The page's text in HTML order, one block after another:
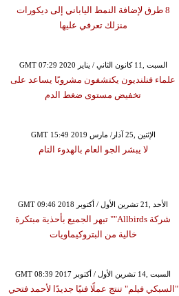
8 طرق لإضافة النمط الياباني إلى ديكورات
منزلك تعرفي عليها
GMT 07:29 2020 السبت ,11 كانون الثاني / يناير
علماء فنلنديون يكتشفون مشروبًا يساعد على
تخفيض مستوى ضغط الدم
GMT 15:49 2019 الإثنين ,25 آذار/ مارس
لا يبشر الجو العام بالهدوء التام
GMT 09:46 2018 الأحد ,21 تشرين الأول / أكتوبر
شركة Allbirds"" تبهر الجميع بأحذية مبتكرة
خالية من البتروكيماويات
GMT 08:39 2017 السبت ,14 تشرين الأول / أكتوبر
"السبكي فيلم" تنتج عملًا فنيًا جديدًا لأحمد فتحي